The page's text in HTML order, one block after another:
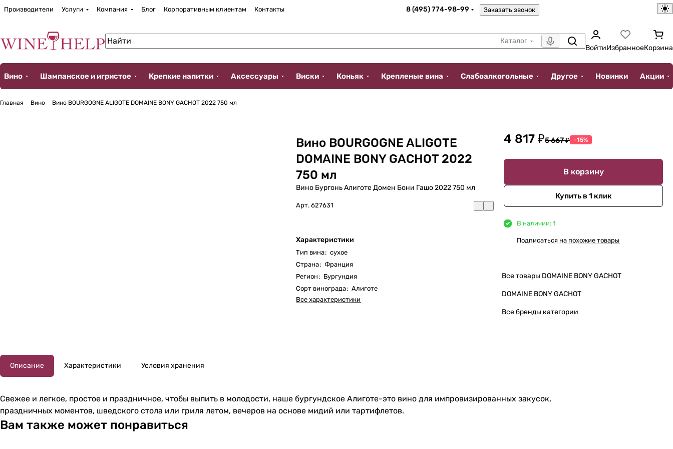
Производители Услуги Компания Блог Корпоративным клиентам Контакты 8 (495) 774-98-99 Заказать звонок
Каталог
ВойтиИзбранноеКорзина
Вино Шампанское и игристое Крепкие напитки Аксессуары Виски Коньяк Крепленые вина Слабоалкогольные Другое Новинки Акции
Главная Вино Вино BOURGOGNE ALIGOTE DOMAINE BONY GACHOT 2022 750 мл
Вино BOURGOGNE ALIGOTE
DOMAINE BONY GACHOT 2022
750 мл
Вино Бургонь Алиготе Домен Бони Гашо 2022 750 мл
Арт.627631
Характеристики
Тип вина: сухое
Страна: Франция
Регион: Бургундия
Сорт винограда: Алиготе
Все характеристики
4 817 ₽5 667 ₽ -15%
В корзину
Купить в 1 клик
В наличии: 1
Подписаться на похожие товары
Все товары DOMAINE BONY GACHOT
DOMAINE BONY GACHOT
Все бренды категории
Описание Характеристики Условия хранения
Свежее и легкое, простое и праздничное, чтобы выпить в молодости, наше бургундское Алиготе-это вино для импровизированных закусок,
праздничных моментов, шведского стола или гриля летом, вечеров на основе мидий или тартифлетов.
Вам также может понравиться